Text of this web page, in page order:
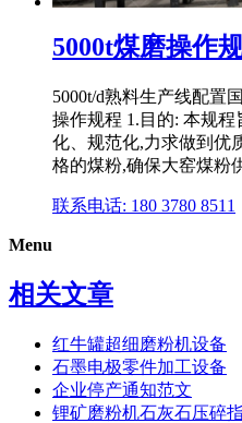
5000t煤磨操作
5000t/d熟料生产线配置
操作规程 1.目的: 本规
化、规范化,力求做到优
格的煤粉,确保大窑煤粉
联系电话: 180 3780 8511
Menu
相关文章
红牛罐超细磨粉机设备
石墨电极零件加工设备
企业停产通知范文
锂矿磨粉机石灰石压碎